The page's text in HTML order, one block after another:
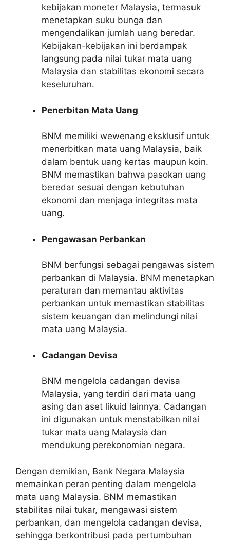
kebijakan moneter Malaysia, termasuk
menetapkan suku bunga dan
mengendalikan jumlah uang beredar.
Kebijakan-kebijakan ini berdampak
langsung pada nilai tukar mata uang
Malaysia dan stabilitas ekonomi secara
keseluruhan.
Penerbitan Mata Uang
BNM memiliki wewenang eksklusif untuk
menerbitkan mata uang Malaysia, baik
dalam bentuk uang kertas maupun koin.
BNM memastikan bahwa pasokan uang
beredar sesuai dengan kebutuhan
ekonomi dan menjaga integritas mata
uang.
Pengawasan Perbankan
BNM berfungsi sebagai pengawas sistem
perbankan di Malaysia. BNM menetapkan
peraturan dan memantau aktivitas
perbankan untuk memastikan stabilitas
sistem keuangan dan melindungi nilai
mata uang Malaysia.
Cadangan Devisa
BNM mengelola cadangan devisa
Malaysia, yang terdiri dari mata uang
asing dan aset likuid lainnya. Cadangan
ini digunakan untuk menstabilkan nilai
tukar mata uang Malaysia dan
mendukung perekonomian negara.
Dengan demikian, Bank Negara Malaysia
memainkan peran penting dalam mengelola
mata uang Malaysia. BNM memastikan
stabilitas nilai tukar, mengawasi sistem
perbankan, dan mengelola cadangan devisa,
sehingga berkontribusi pada pertumbuhan